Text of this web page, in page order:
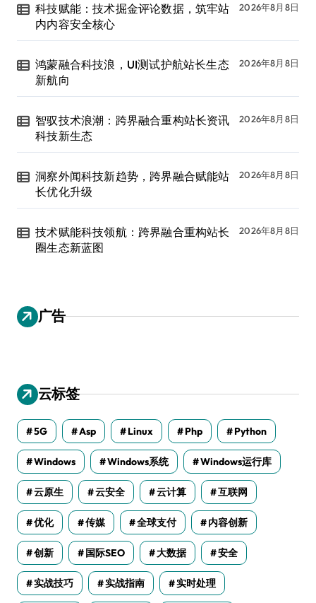
科技赋能：技术掘金评论数据，筑牢站
内内容安全核心
2026年8月8日
鸿蒙融合科技浪，UI测试护航站长生态
新航向
2026年8月8日
智驭技术浪潮：跨界融合重构站长资讯
科技新生态
2026年8月8日
洞察外闻科技新趋势，跨界融合赋能站
长优化升级
2026年8月8日
技术赋能科技领航：跨界融合重构站长
圈生态新蓝图
2026年8月8日
广告
云标签
5G Asp Linux Php Python
Windows Windows系统 Windows运行库
云原生 云安全 云计算 互联网
优化 传媒 全球支付 内容创新
创新 国际SEO 大数据 安全
实战技巧 实战指南 实时处理